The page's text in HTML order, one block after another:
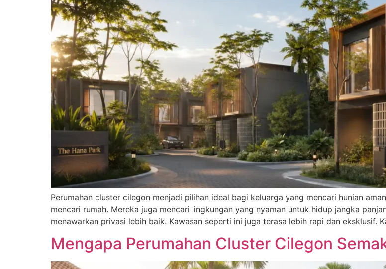
Perumahan cluster cilegon menjadi pilihan ideal bagi keluarga yang mencari hunian
mencari rumah. Mereka juga mencari lingkungan yang nyaman untuk hidup jangka
menawarkan privasi lebih baik. Kawasan seperti ini juga terasa lebih rapi dan eksklusif.
Mengapa Perumahan Cluster Cilegon